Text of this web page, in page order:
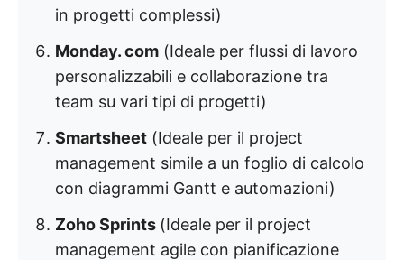
in progetti complessi)
Monday. com (Ideale per flussi di lavoro
personalizzabili e collaborazione tra
team su vari tipi di progetti)
Smartsheet (Ideale per il project
management simile a un foglio di calcolo
con diagrammi Gantt e automazioni)
Zoho Sprints (Ideale per il project
management agile con pianificazione